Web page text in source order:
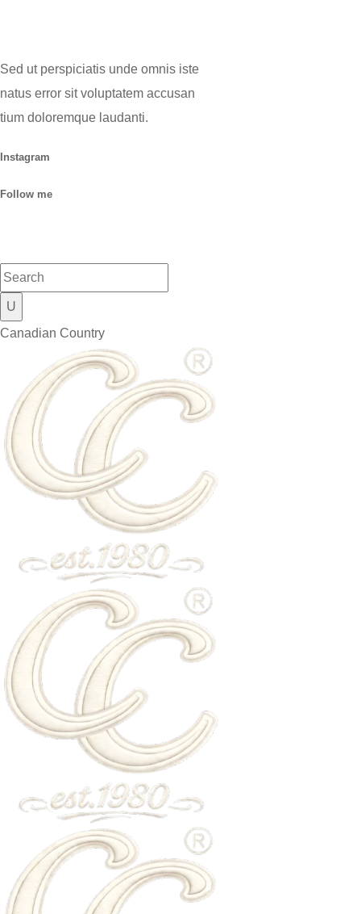
Sed ut perspiciatis unde omnis iste
natus error sit voluptatem accusan
tium doloremque laudanti.
Instagram
Follow me
Canadian Country